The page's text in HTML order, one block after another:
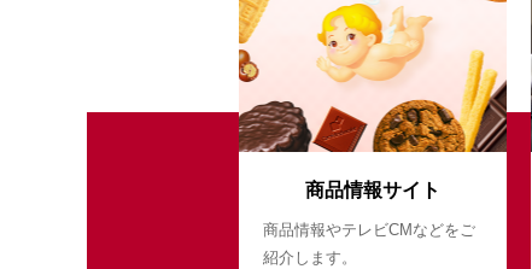
商品情報サイト
商品情報やテレビCMなどをご
紹介します。